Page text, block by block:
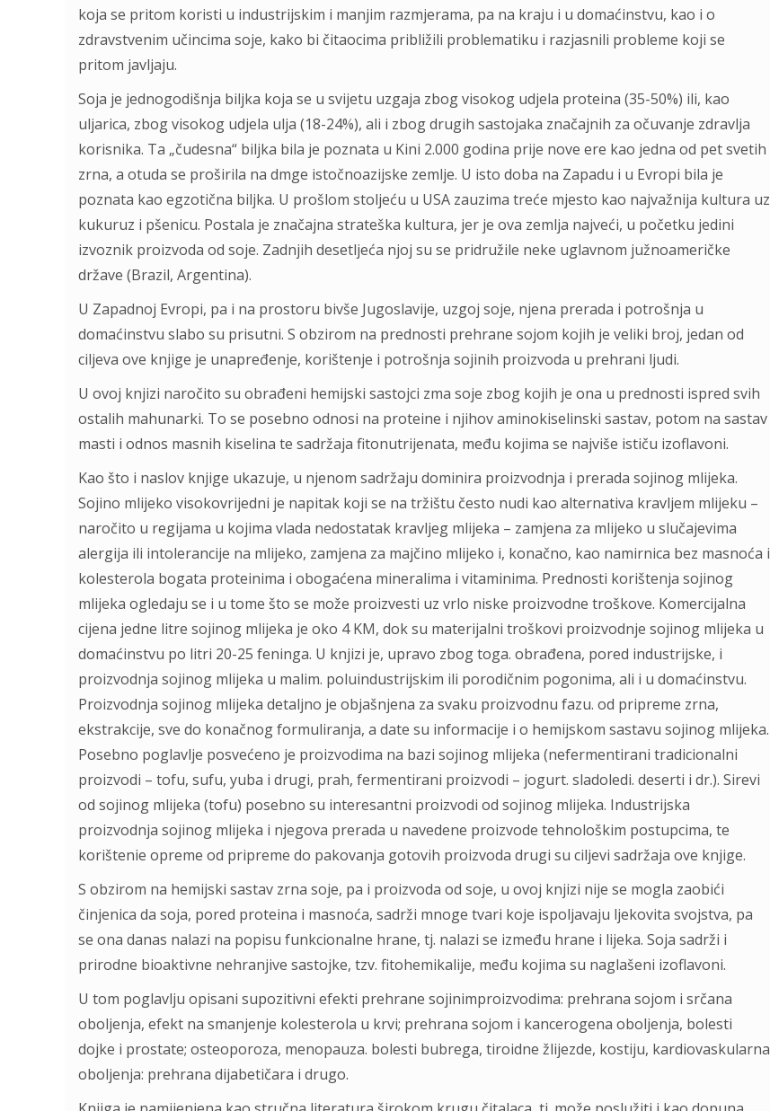
koja se pritom koristi u industrijskim i manjim razmjerama, pa na kraju i u domaćinstvu, kao i o
zdravstvenim učincima soje, kako bi čitaocima približili problematiku i razjasnili probleme koji se
pritom javljaju.
Soja je jednogodišnja biljka koja se u svijetu uzgaja zbog visokog udjela proteina (35-50%) ili, kao
uljarica, zbog visokog udjela ulja (18-24%), ali i zbog drugih sastojaka značajnih za očuvanje zdravlja
korisnika. Ta „čudesna“ biljka bila je poznata u Kini 2.000 godina prije nove ere kao jedna od pet svetih
zrna, a otuda se proširila na dmge istočnoazijske zemlje. U isto doba na Zapadu i u Evropi bila je
poznata kao egzotična biljka. U prošlom stoljeću u USA zauzima treće mjesto kao najvažnija kultura uz
kukuruz i pšenicu. Postala je značajna strateška kultura, jer je ova zemlja najveći, u početku jedini
izvoznik proizvoda od soje. Zadnjih desetljeća njoj su se pridružile neke uglavnom južnoameričke
države (Brazil, Argentina).
U Zapadnoj Evropi, pa i na prostoru bivše Jugoslavije, uzgoj soje, njena prerada i potrošnja u
domaćinstvu slabo su prisutni. S obzirom na prednosti prehrane sojom kojih je veliki broj, jedan od
ciljeva ove knjige je unapređenje, korištenje i potrošnja sojinih proizvoda u prehrani ljudi.
U ovoj knjizi naročito su obrađeni hemijski sastojci zma soje zbog kojih je ona u prednosti ispred svih
ostalih mahunarki. To se posebno odnosi na proteine i njihov aminokiselinski sastav, potom na sastav
masti i odnos masnih kiselina te sadržaja fitonutrijenata, među kojima se najviše ističu izoflavoni.
Kao što i naslov knjige ukazuje, u njenom sadržaju dominira proizvodnja i prerada sojinog mlijeka.
Sojino mlijeko visokovrijedni je napitak koji se na tržištu često nudi kao alternativa kravljem mlijeku –
naročito u regijama u kojima vlada nedostatak kravljeg mlijeka – zamjena za mlijeko u slučajevima
alergija ili intolerancije na mlijeko, zamjena za majčino mlijeko i, konačno, kao namirnica bez masnoća i
kolesterola bogata proteinima i obogaćena mineralima i vitaminima. Prednosti korištenja sojinog
mlijeka ogledaju se i u tome što se može proizvesti uz vrlo niske proizvodne troškove. Komercijalna
cijena jedne litre sojinog mlijeka je oko 4 KM, dok su materijalni troškovi proizvodnje sojinog mlijeka u
domaćinstvu po litri 20-25 feninga. U knjizi je, upravo zbog toga. obrađena, pored industrijske, i
proizvodnja sojinog mlijeka u malim. poluindustrijskim ili porodičnim pogonima, ali i u domaćinstvu.
Proizvodnja sojinog mlijeka detaljno je objašnjena za svaku proizvodnu fazu. od pripreme zrna,
ekstrakcije, sve do konačnog formuliranja, a date su informacije i o hemijskom sastavu sojinog mlijeka.
Posebno poglavlje posvećeno je proizvodima na bazi sojinog mlijeka (nefermentirani tradicionalni
proizvodi – tofu, sufu, yuba i drugi, prah, fermentirani proizvodi – jogurt. sladoledi. deserti i dr.). Sirevi
od sojinog mlijeka (tofu) posebno su interesantni proizvodi od sojinog mlijeka. Industrijska
proizvodnja sojinog mlijeka i njegova prerada u navedene proizvode tehnološkim postupcima, te
korištenie opreme od pripreme do pakovanja gotovih proizvoda drugi su ciljevi sadržaja ove knjige.
S obzirom na hemijski sastav zrna soje, pa i proizvoda od soje, u ovoj knjizi nije se mogla zaobići
činjenica da soja, pored proteina i masnoća, sadrži mnoge tvari koje ispoljavaju ljekovita svojstva, pa
se ona danas nalazi na popisu funkcionalne hrane, tj. nalazi se između hrane i lijeka. Soja sadrži i
prirodne bioaktivne nehranjive sastojke, tzv. fitohemikalije, među kojima su naglašeni izoflavoni.
U tom poglavlju opisani supozitivni efekti prehrane sojinimproizvodima: prehrana sojom i srčana
oboljenja, efekt na smanjenje kolesterola u krvi; prehrana sojom i kancerogena oboljenja, bolesti
dojke i prostate; osteoporoza, menopauza. bolesti bubrega, tiroidne žlijezde, kostiju, kardiovaskularna
oboljenja: prehrana dijabetičara i drugo.